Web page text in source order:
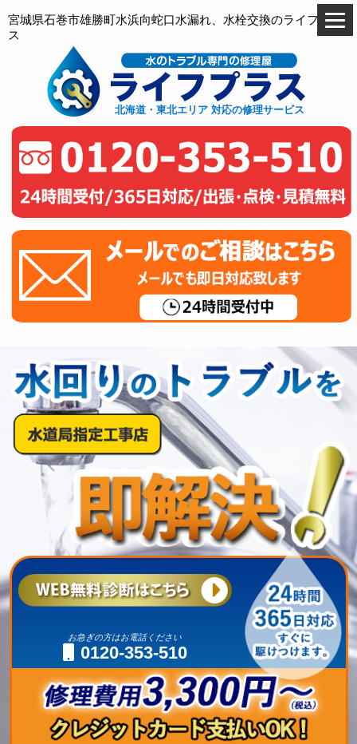
宮城県石巻市雄勝町水浜向蛇口水漏れ、水栓交換のライフプラ
ス
北海道・東北エリア 対応の修理サービス
お急ぎの方はお電話ください
0120-353-510